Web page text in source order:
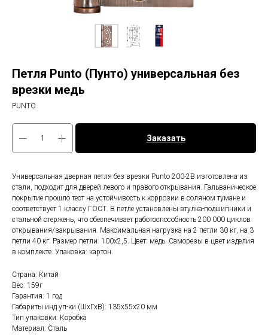
Петля Punto (Пунто) универсальная без
врезки медь
PUNTO
Заказать
Универсальная дверная петля без врезки Punto 200-2B изготовлена из
стали, подходит для дверей левого и правого открывания. Гальваническое
покрытие прошло тест на устойчивость к коррозии в соляном тумане и
соответствует 1 классу ГОСТ. В петле установлены втулка-подшипники и
стальной стержень, что обеспечивает работоспособность 200 000 циклов
открывания/закрывания. Максимальная нагрузка на 2 петли 30 кг, на 3
петли 40 кг. Размер петли: 100x2,5. Цвет: медь. Саморезы в цвет изделия
в комплекте. Упаковка: картон.
Страна: Китай
Вес: 159г
Гарантия: 1 год
Габариты инд уп-ки (ШхГхВ): 135x55x20 мм
Тип упаковки: Коробка
Материал: Сталь